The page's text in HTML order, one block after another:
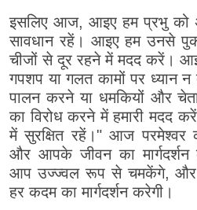
इसलिए आज, आइए हम प्रभु को
सावधान रहें। आइए हम उनसे
चीजों से दूर रहने में मदद करें।
गपशप या गलत कामों पर ध्यान
पालन करने या धमकियों और
का विरोध करने में हमारी मदद
में सुरक्षित रहें।" आज
और आपके जीवन का
आप उज्ज्वल रूप से चमकेंगे, और
हर कदम का मार्गदर्शन करेगी।